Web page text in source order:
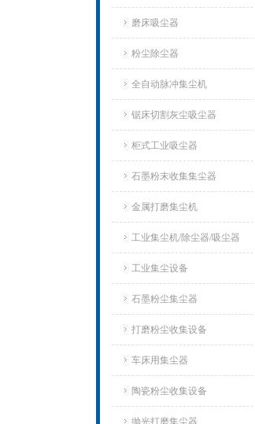
磨床吸尘器
粉尘除尘器
全自动脉冲集尘机
锯床切割灰尘吸尘器
柜式工业吸尘器
石墨粉末收集集尘器
金属打磨集尘机
工业集尘机/除尘器/吸尘器
工业集尘设备
石墨粉尘集尘器
打磨粉尘收集设备
车床用集尘器
陶瓷粉尘收集设备
抛光打磨集尘器